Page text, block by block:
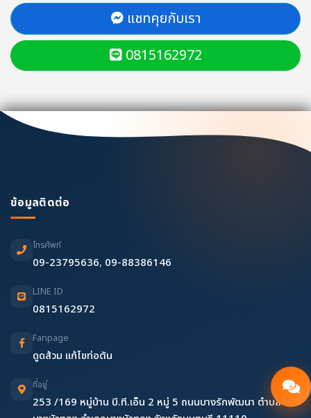
แชทคุยกับเรา
0815162972
ข้อมูลติดต่อ
โทรศัพท์
09-23795636, 09-88386146
LINE ID
0815162972
Fanpage
ดูดส้วม แก้ไขท่อตัน
ที่อยู่
253 /169 หมู่บ้าน บี.ที.เอ็น 2 หมู่ 5 ถนนบางรักพัฒนา ตำบล